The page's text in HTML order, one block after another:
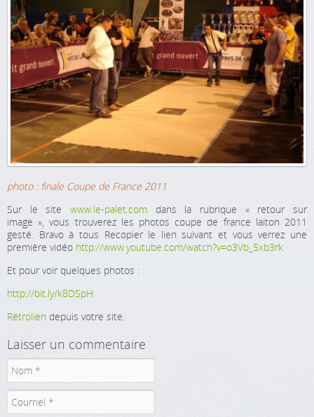
photo : finale Coupe de France 2011
Sur le site www.le-palet.com dans la rubrique « retour sur
image », vous trouverez les photos coupe de france laiton 2011
gesté. Bravo à tous Recopier le lien suivant et vous verrez une
première vidéohttp://www.youtube.com/watch?v=o3Vb_5xb3rk
Et pour voir quelques photos :
http://bit.ly/k8DSpH
Rétrolien depuis votre site.
Laisser un commentaire